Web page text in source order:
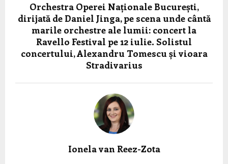
Orchestra Operei Naționale București,
dirijată de Daniel Jinga, pe scena unde cântă
marile orchestre ale lumii: concert la
Ravello Festival pe 12 iulie. Solistul
concertului, Alexandru Tomescu și vioara
Stradivarius
Ionela van Reez-Zota